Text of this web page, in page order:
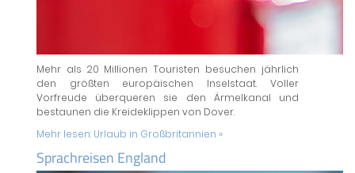
Mehr als 20 Millionen Touristen besuchen jährlich
den größten europäischen Inselstaat. Voller
Vorfreude überqueren sie den Ärmelkanal und
bestaunen die Kreideklippen von Dover.
Mehr lesen: Urlaub in Großbritannien »
Sprachreisen England